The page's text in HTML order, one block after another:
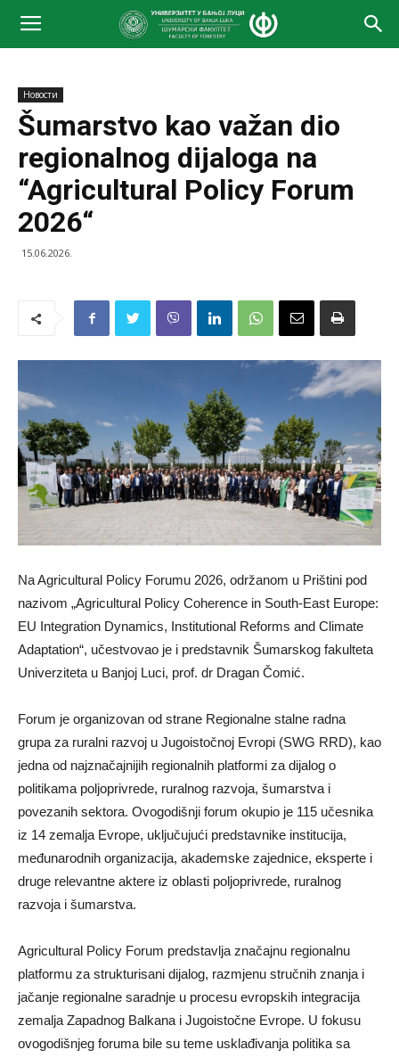
Новости
Šumarstvo kao važan dio
regionalnog dijaloga na
“Agricultural Policy Forum
2026“
15.06.2026.
Na Agricultural Policy Forumu 2026, održanom u Prištini pod
nazivom „Agricultural Policy Coherence in South-East Europe:
EU Integration Dynamics, Institutional Reforms and Climate
Adaptation“, učestvovao je i predstavnik Šumarskog fakulteta
Univerziteta u Banjoj Luci, prof. dr Dragan Čomić.
Forum je organizovan od strane Regionalne stalne radna
grupa za ruralni razvoj u Jugoistočnoj Evropi (SWG RRD), kao
jedna od najznačajnijih regionalnih platformi za dijalog o
politikama poljoprivrede, ruralnog razvoja, šumarstva i
povezanih sektora. Ovogodišnji forum okupio je 115 učesnika
iz 14 zemalja Evrope, uključujući predstavnike institucija,
međunarodnih organizacija, akademske zajednice, eksperte i
druge relevantne aktere iz oblasti poljoprivrede, ruralnog
razvoja i šumarstva.
Agricultural Policy Forum predstavlja značajnu regionalnu
platformu za strukturisani dijalog, razmjenu stručnih znanja i
jačanje regionalne saradnje u procesu evropskih integracija
zemalja Zapadnog Balkana i Jugoistočne Evrope. U fokusu
ovogodišnjeg foruma bile su teme usklađivanja politika sa